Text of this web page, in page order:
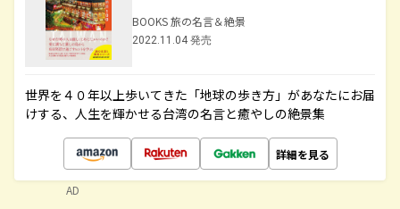
BOOKS 旅の名言＆絶景
2022.11.04 発売
世界を４０年以上歩いてきた「地球の歩き方」があなたにお届
けする、人生を輝かせる台湾の名言と癒やしの絶景集
詳細を見る
AD